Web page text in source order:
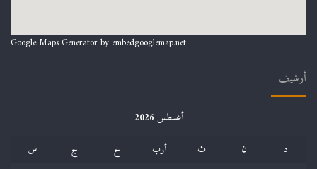
Google Maps Generator by embedgooglemap.net
أرشيف
أغسطس 2026
د
ن ث أرب خ ج
س